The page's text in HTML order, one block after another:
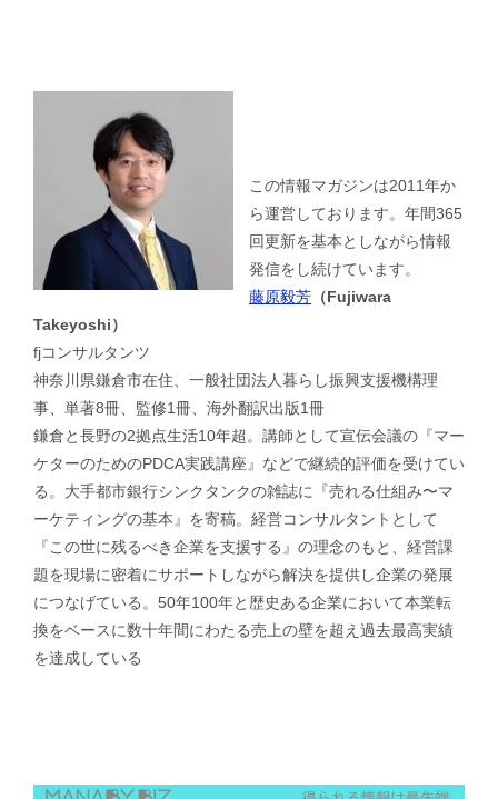
この情報マガジンは2011年か
ら運営しております。年間365
回更新を基本としながら情報
発信をし続けています。
藤原毅芳 （Fujiwara
Takeyoshi）
fjコンサルタンツ
神奈川県鎌倉市在住、一般社団法人暮らし振興支援機構理
事、単著8冊、監修1冊、海外翻訳出版1冊
鎌倉と長野の2拠点生活10年超。講師として宣伝会議の『マー
ケターのためのPDCA実践講座』などで継続的評価を受けてい
る。大手都市銀行シンクタンクの雑誌に『売れる仕組み〜マ
ーケティングの基本』を寄稿。経営コンサルタントとして
『この世に残るべき企業を支援する』の理念のもと、経営課
題を現場に密着にサポートしながら解決を提供し企業の発展
につなげている。50年100年と歴史ある企業において本業転
換をベースに数十年間にわたる売上の壁を超え過去最高実績
を達成している